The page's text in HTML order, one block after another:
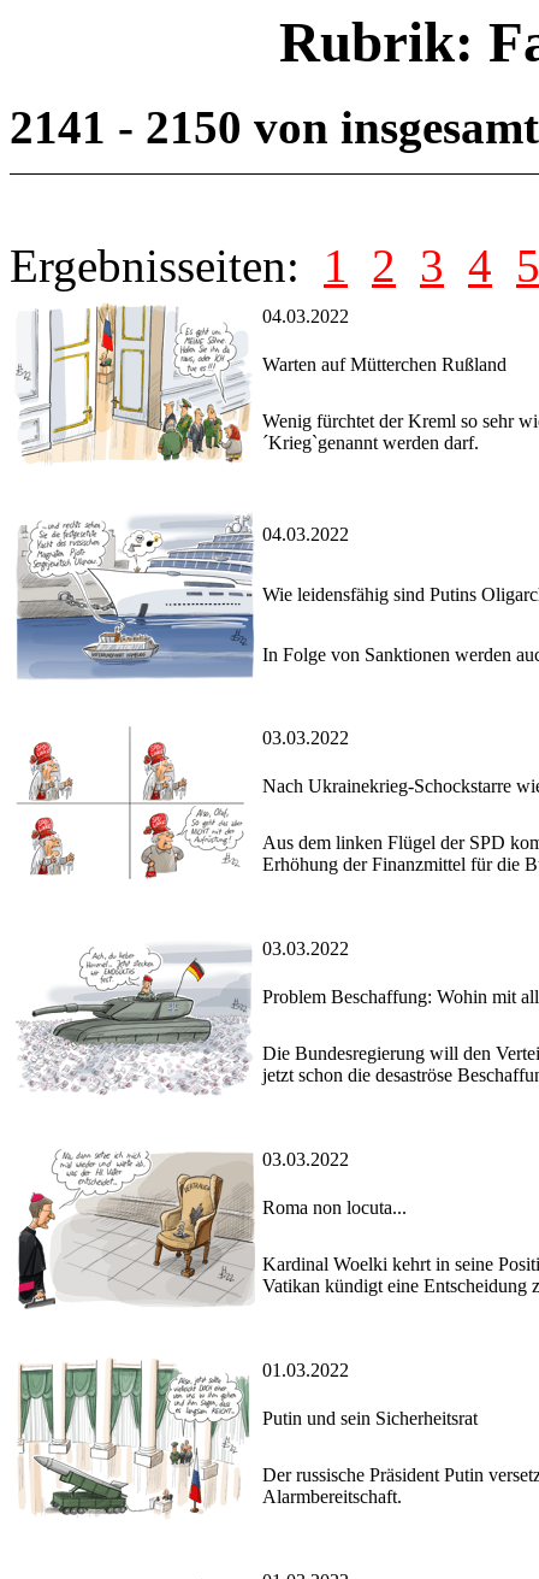
Rubrik:
2141 - 2150 von
Ergebnisseiten: 1 2 3 4 5
04.03.2022
Warten auf Mütterchen Rußland
Wenig fürchtet der Kreml so sehr
´Krieg`genannt werden darf.
04.03.2022
Wie leidensfähig sind Putins
In Folge von Sanktionen werden
03.03.2022
Nach Ukrainekrieg-Schockstarre
Aus dem linken Flügel der SPD
Erhöhung der Finanzmittel für die
03.03.2022
Problem Beschaffung: Wohin mit
Die Bundesregierung will den
jetzt schon die desaströse
03.03.2022
Roma non locuta...
Kardinal Woelki kehrt in seine
Vatikan kündigt eine Entscheidung
01.03.2022
Putin und sein Sicherheitsrat
Der russische Präsident Putin
Alarmbereitschaft.